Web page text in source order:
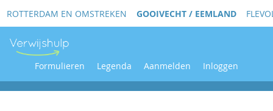
ROTTERDAM EN OMSTREKEN GOOIVECHT / EEMLAND
Formulieren Legenda Aanmelden Inloggen